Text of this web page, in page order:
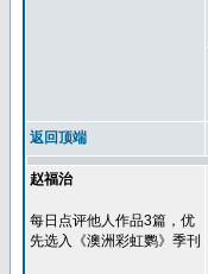
返回顶端
赵福治
每日点评他人作品3篇，优
先选入《澳洲彩虹鹦》季刊